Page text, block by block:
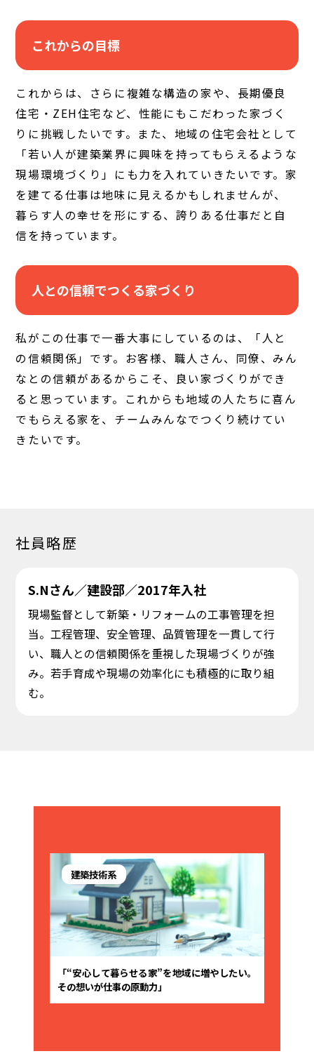
これからの目標
これからは、さらに複雑な構造の家や、長期優良
住宅・ZEH住宅など、性能にもこだわった家づく
りに挑戦したいです。また、地域の住宅会社として
「若い人が建築業界に興味を持ってもらえるような
現場環境づくり」にも力を入れていきたいです。家
を建てる仕事は地味に見えるかもしれませんが、
暮らす人の幸せを形にする、誇りある仕事だと自
信を持っています。
人との信頼でつくる家づくり
私がこの仕事で一番大事にしているのは、「人と
の信頼関係」です。お客様、職人さん、同僚、みん
なとの信頼があるからこそ、良い家づくりができ
ると思っています。これからも地域の人たちに喜ん
でもらえる家を、チームみんなでつくり続けてい
きたいです。
社員略歴
S.Nさん／建設部／2017年入社
現場監督として新築・リフォームの工事管理を担
当。工程管理、安全管理、品質管理を一貫して行
い、職人との信頼関係を重視した現場づくりが強
み。若手育成や現場の効率化にも積極的に取り組
む。
建築技術系
「“安心して暮らせる家”を地域に増やしたい。
その想いが仕事の原動力」